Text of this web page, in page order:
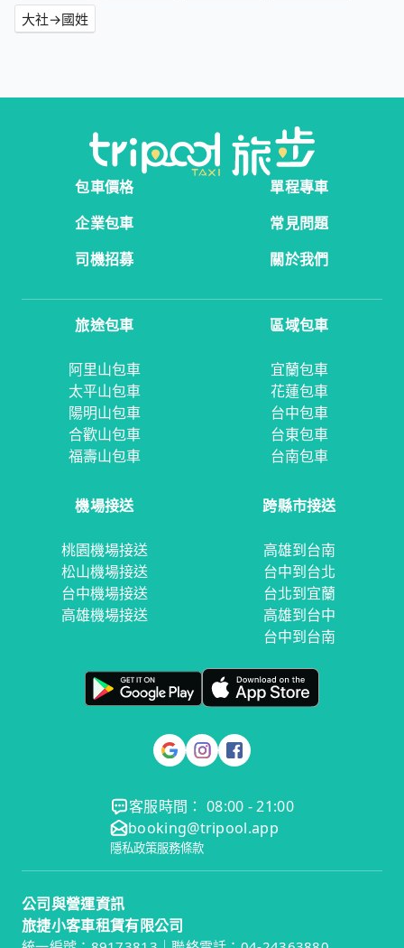
大社→國姓
包車價格
單程專車
企業包車
常見問題
司機招募
關於我們
旅途包車
阿里山包車
太平山包車
陽明山包車
合歡山包車
福壽山包車
區域包車
宜蘭包車
花蓮包車
台中包車
台東包車
台南包車
機場接送
桃園機場接送
松山機場接送
台中機場接送
高雄機場接送
跨縣市接送
高雄到台南
台中到台北
台北到宜蘭
高雄到台中
台中到台南
客服時間： 08:00 - 21:00
booking@tripool.app
隱私政策服務條款
公司與營運資訊
旅捷小客車租賃有限公司